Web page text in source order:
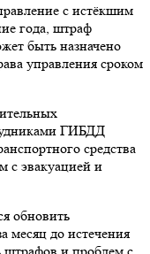
с истёкшим
года, штраф
быть назначено
управления сроком
ГИБДД
средства
с эвакуацией и
обновить
месяц до истечения
штрафов и проблем с